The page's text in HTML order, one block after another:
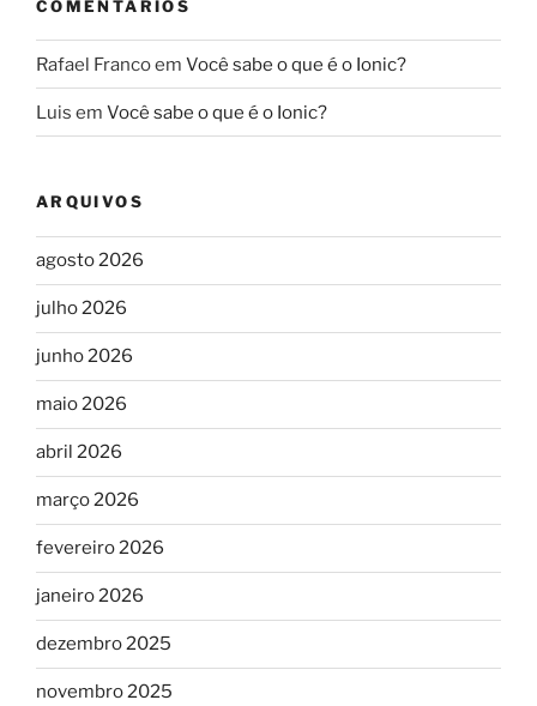
COMENTÁRIOS
Rafael Francoem Você sabe o que é o Ionic?
Luis em Você sabe o que é o Ionic?
ARQUIVOS
agosto 2026
julho 2026
junho 2026
maio 2026
abril 2026
março 2026
fevereiro 2026
janeiro 2026
dezembro 2025
novembro 2025